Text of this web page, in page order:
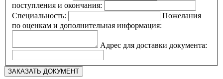
поступления и окончания:
Специальность:
Пожелания
по оценкам и дополнительная информация:
Адрес для доставки документа: